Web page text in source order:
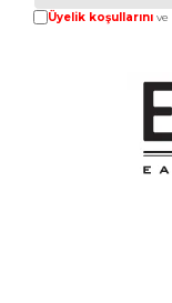
Üyelik koşullarınıve